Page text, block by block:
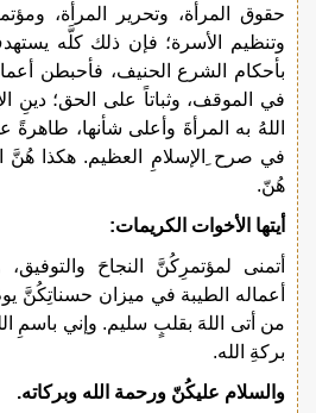
حقوق المرأة، وتحرير المرأة،
وتنظيم الأسرة؛ فإن ذلك كلَّه
بأحكام الشرع الحنيف، فأحبطن
في الموقف، وثباتاً على الحق؛ دينِ
اللهُ به المرأةَ وأعلى شأنها، طاهرةً
في صرح ِالإسلامِ العظيم. هكذا هُنَّ
هُنّ.
أيتها الأخوات الكريمات:
أتمنى لمؤتمرِكُنَّ النجاحَ
أعماله الطيبة في ميزان حسناتِكُنَّ
من أتى اللهَ بقلبٍ سليم. وإني باسمِ
بركةِ الله.
والسلام عليكُنّ ورحمة الله وبركاته.